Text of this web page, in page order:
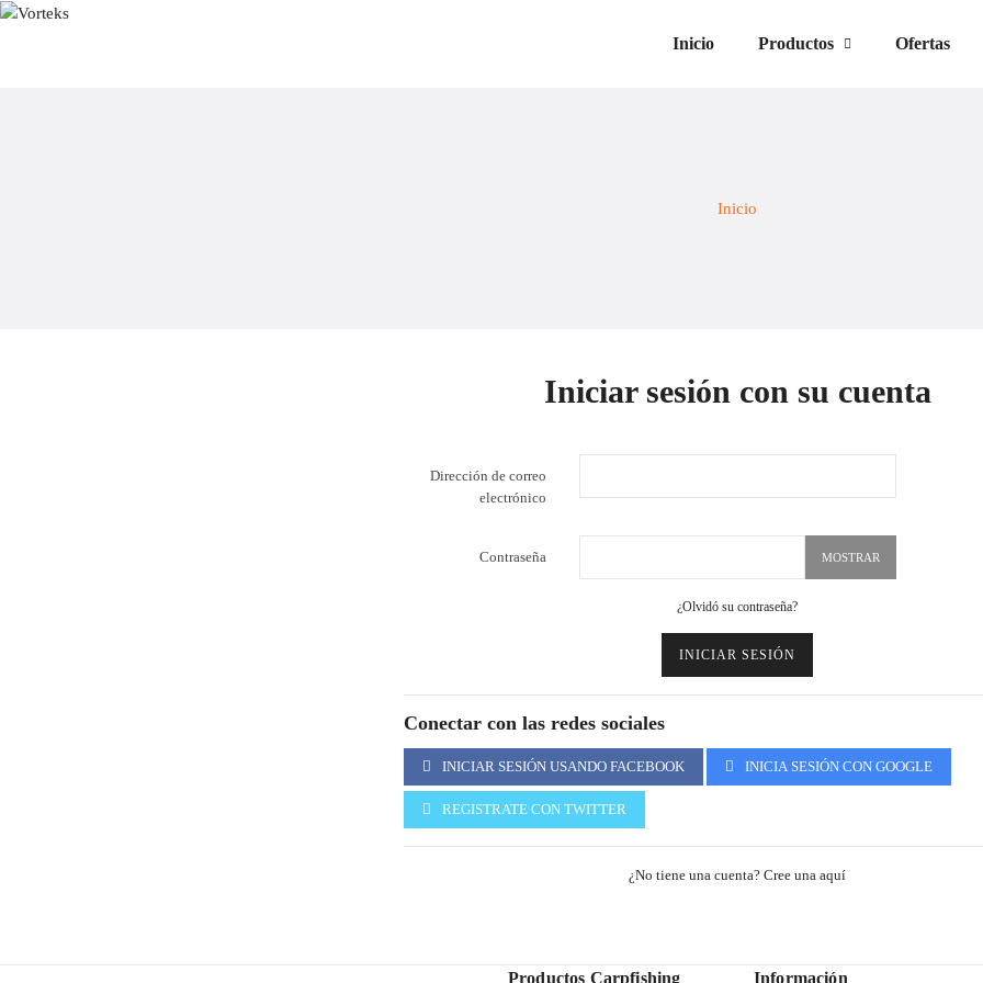
Inicio Productos Ofertas
Inicio
Iniciar sesión con su cuenta
Dirección de correo
electrónico
Contraseña MOSTRAR
¿Olvidó su contraseña?
INICIAR SESIÓN
Conectar con las redes sociales
INICIAR SESIÓN USANDO FACEBOOK INICIA SESIÓN CON GOOGLE
REGISTRATE CON TWITTER
¿No tiene una cuenta? Cree una aquí
Productos Carpfishing Información